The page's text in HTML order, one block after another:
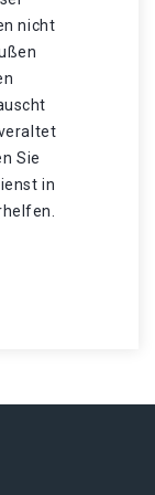
nicht
Sie
in